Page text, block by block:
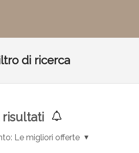
di ricerca
risultati
Le migliori offerte